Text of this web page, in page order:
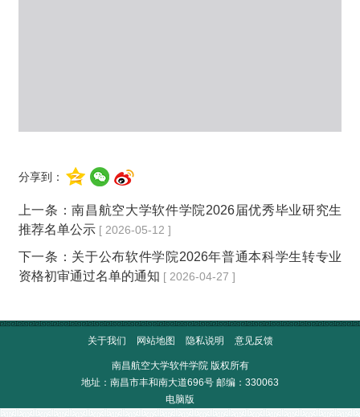
分享到：
上一条：南昌航空大学软件学院2026届优秀毕业研究生
推荐名单公示 [ 2026-05-12 ]
下一条： 关于公布软件学院2026年普通本科学生转专业
资格初审通过名单的通知 [ 2026-04-27 ]
关于我们 网站地图 隐私说明 意见反馈
南昌航空大学软件学院 版权所有
地址：南昌市丰和南大道696号 邮编：330063
电脑版